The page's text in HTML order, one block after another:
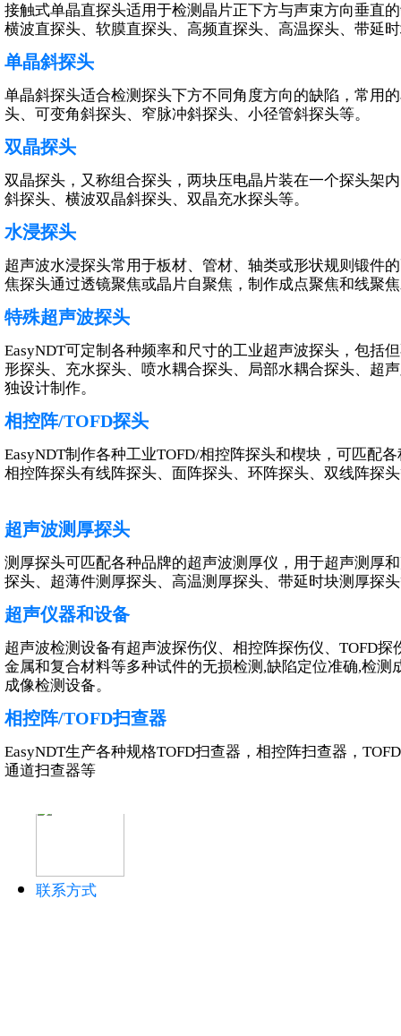
特殊超声波探头
爬波探头
表面波探头
其他超声探头
板材检测系统超声探头
管材检测系统超声探头
棒材检测系统超声探头
其他自动系统超声探头
相控阵/TOFD探头
线阵探头
面阵探头（矩阵）
特殊阵列探头
相控阵楔块
连接器转换盒
TOFD探头及楔块
相控阵/TOFD扫查器
TOFD扫查器
相控阵扫查器
超声仪器和设备
超声波探伤仪
超声波硬度计
联系方式
接触式单晶直探头适用于检测晶片正下方与声束方向垂直
横波直探头、软膜直探头、高频直探头、高温探头、带延
单晶斜探头
单晶斜探头适合检测探头下方不同角度方向的缺陷，常用
头、可变角斜探头、窄脉冲斜探头、小径管斜探头等。
双晶探头
双晶探头，又称组合探头，两块压电晶片装在一个探头架
斜探头、横波双晶斜探头、双晶充水探头等。
水浸探头
超声波水浸探头常用于板材、管材、轴类或形状规则锻件
焦探头通过透镜聚焦或晶片自聚焦，制作成点聚焦和线聚
特殊超声波探头
EasyNDT可定制各种频率和尺寸的工业超声波探头，包括
形探头、充水探头、喷水耦合探头、局部水耦合探头、超
独设计制作。
相控阵/TOFD探头
EasyNDT制作各种工业TOFD/相控阵探头和楔块，可匹配
相控阵探头有线阵探头、面阵探头、环阵探头、双线阵探
超声波测厚探头
测厚探头可匹配各种品牌的超声波测厚仪，用于超声测厚
探头、超薄件测厚探头、高温测厚探头、带延时块测厚探
超声仪器和设备
超声波检测设备有超声波探伤仪、相控阵探伤仪、TOFD
金属和复合材料等多种试件的无损检测,缺陷定位准确,检
成像检测设备。
相控阵/TOFD扫查器
EasyNDT生产各种规格TOFD扫查器，相控阵扫查器，
通道扫查器等